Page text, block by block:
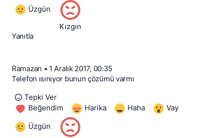
Üzgün
Kızgın
Yanıtla
Ramazan • 1 Aralık 2017, 00:35
Telefon ısınıyor bunun çözümü varmı
Tepki Ver
Beğendim
Harika Haha Vay
Üzgün